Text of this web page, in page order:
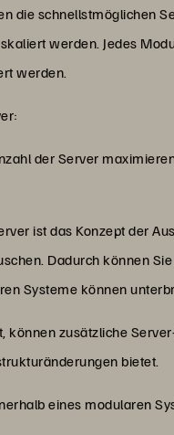
die schnellstmöglichen
werden. Jedes
werden.
der Server
ist das Konzept der
Dadurch können
Systeme können
können zusätzliche
bietet.
eines modularen